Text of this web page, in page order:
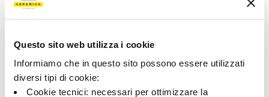
Questo sito web utilizza i cookie
Informiamo che in questo sito possono essere utilizzati
diversi tipi di cookie:
Cookie tecnici: necessari per ottimizzare la
160333 | TUBE 60N RM
Коллекция
00682